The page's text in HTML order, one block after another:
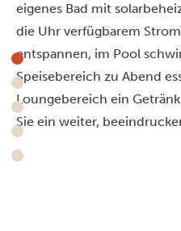
eigenes Bad mit
die Uhr verfügbarem
entspannen, im Pool
Speisebereich zu Abend
Loungebereich ein
Sie ein weiter,